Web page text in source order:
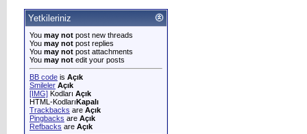
Yetkileriniz
You may not post new threads
You may not post replies
You may not post attachments
You may not edit your posts
BB code is Açık
Smileler Açık
[IMG] Kodları Açık
HTML-KodlarıKapalı
Trackbacks are Açık
Pingbacks are Açık
Refbacks are Açık